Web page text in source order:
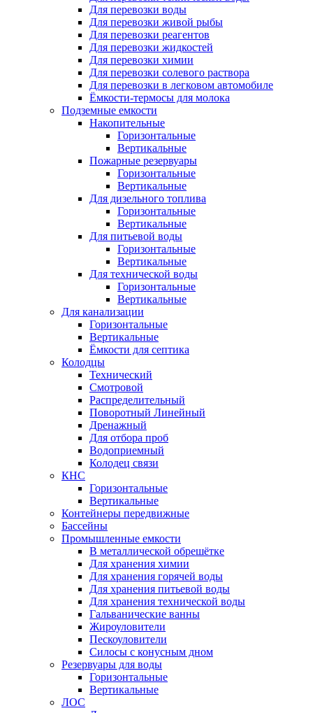
Для перевозки воды
Для перевозки живой рыбы
Для перевозки реагентов
Для перевозки жидкостей
Для перевозки химии
Для перевозки солевого раствора
Для перевозки в легковом автомобиле
Ёмкости-термосы для молока
Подземные емкости
Накопительные
Горизонтальные
Вертикальные
Пожарные резервуары
Горизонтальные
Вертикальные
Для дизельного топлива
Горизонтальные
Вертикальные
Для питьевой воды
Горизонтальные
Вертикальные
Для технической воды
Горизонтальные
Вертикальные
Для канализации
Горизонтальные
Вертикальные
Ёмкости для септика
Колодцы
Технический
Смотровой
Распределительный
Поворотный Линейный
Дренажный
Для отбора проб
Водоприемный
Колодец связи
КНС
Горизонтальные
Вертикальные
Контейнеры передвижные
Бассейны
Промышленные емкости
В металлической обрешётке
Для хранения химии
Для хранения горячей воды
Для хранения питьевой воды
Для хранения технической воды
Гальванические ванны
Жироуловители
Пескоуловители
Силосы с конусным дном
Резервуары для воды
Горизонтальные
Вертикальные
ЛОС